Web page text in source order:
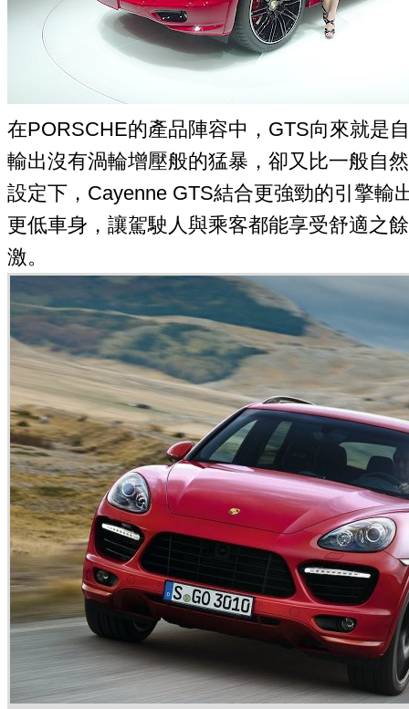
在PORSCHE的產品陣容中，GTS向來就是
輸出沒有渦輪增壓般的猛暴，卻又比一般自
設定下，Cayenne GTS結合更強勁的引擎輸
更低車身，讓駕駛人與乘客都能享受舒適之
激。